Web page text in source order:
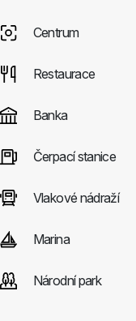
Centrum
Restaurace
Banka
Čerpací stanice
Vlakové nádraží
Marina
Národní park